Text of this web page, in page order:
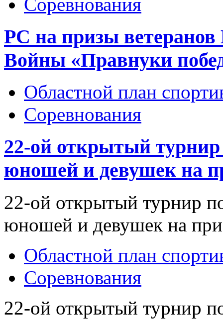
РС на призы
Войны «Правнуки
Областной план
Соревнования
22-ой открытый турнир
юношей и девушек на
22-ой открытый турнир
юношей и девушек на
Областной план
Соревнования
22-ой открытый турнир